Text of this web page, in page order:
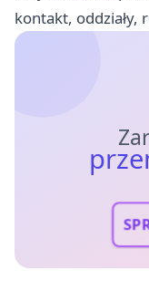
kontakt, oddziały,